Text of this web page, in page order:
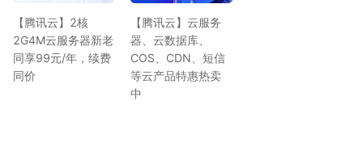
【腾讯云】2核
2G4M云服务器新老
同享99元/年，续费
同价
【腾讯云】云服务
器、云数据库、
COS、CDN、短信
等云产品特惠热卖
中